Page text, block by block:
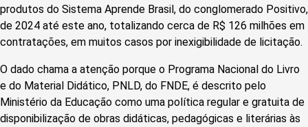
produtos do Sistema Aprende Brasil, do conglomerado Positivo,
de 2024 até este ano, totalizando cerca de R$ 126 milhões em
contratações, em muitos casos por inexigibilidade de licitação.
O dado chama a atenção porque o Programa Nacional do Livro
e do Material Didático, PNLD, do FNDE, é descrito pelo
Ministério da Educação como uma política regular e gratuita de
disponibilização de obras didáticas, pedagógicas e literárias às